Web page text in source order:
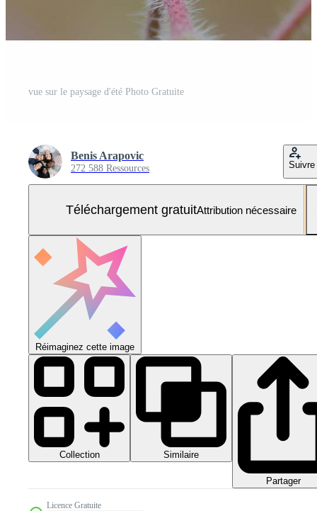
vue sur le paysage d'été Photo Gratuite
Benis Arapovic
272 588 Ressources Suivre
Téléchargement gratuitAttribution nécessaire
Réimaginez cette image
Collection Similaire
Partager
Licence Gratuite